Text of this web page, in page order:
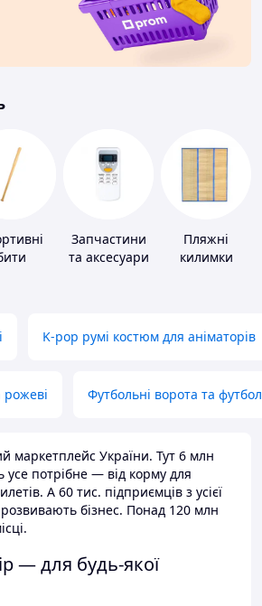
Запчастини
та аксесуари
Пляжні
килимки
K-pop румі костюм для аніматорів
рожеві Футбольні ворота та
маркетплейс України. Тут 6 млн
усе потрібне — від корму для
А 60 тис. підприємців з усієї
бізнес. Понад 120 млн
— для будь-якої